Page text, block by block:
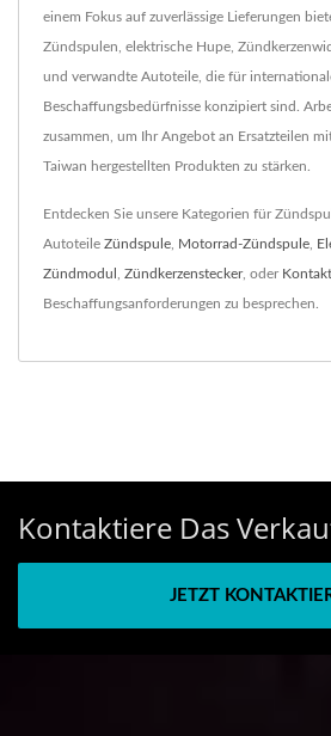
einem Fokus auf zuverlässige Lieferungen
Zündspulen, elektrische Hupe,
und verwandte Autoteile, die für
Beschaffungsbedürfnisse konzipiert sind.
zusammen, um Ihr Angebot an Ersatzteilen
Taiwan hergestellten Produkten zu stärken.
Entdecken Sie unsere Kategorien für
Autoteile Zündspule Motorrad-Zündspule
Zündmodul Zündkerzenstecker, oder
Beschaffungsanforderungen zu besprechen.
Kontaktiere Das
JETZT